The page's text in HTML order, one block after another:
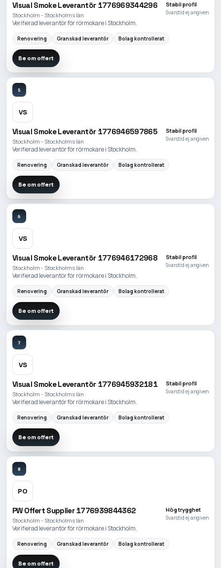
Visual Smoke Leverantör 1776969344296
Stockholm - Stockholms län
Stabil profil
Svarstid ej angiven
Verifierad leverantör för rörmokare i Stockholm.
Renovering Granskad leverantör Bolag kontrollerat
Be om offert
5
VS
Visual Smoke Leverantör 1776946597865
Stockholm - Stockholms län
Stabil profil
Svarstid ej angiven
Verifierad leverantör för rörmokare i Stockholm.
Renovering Granskad leverantör Bolag kontrollerat
Be om offert
6
VS
Visual Smoke Leverantör 1776946172968
Stockholm - Stockholms län
Stabil profil
Svarstid ej angiven
Verifierad leverantör för rörmokare i Stockholm.
Renovering Granskad leverantör Bolag kontrollerat
Be om offert
7
VS
Visual Smoke Leverantör 1776945932181
Stockholm - Stockholms län
Stabil profil
Svarstid ej angiven
Verifierad leverantör för rörmokare i Stockholm.
Renovering Granskad leverantör Bolag kontrollerat
Be om offert
8
PO
PW Offert Supplier 1776939844362
Stockholm - Stockholms län
Hög trygghet
Svarstid ej angiven
Verifierad leverantör för rörmokare i Stockholm.
Renovering Granskad leverantör Bolag kontrollerat
Be om offert